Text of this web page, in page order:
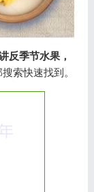
反季节水果，
索快速找到。